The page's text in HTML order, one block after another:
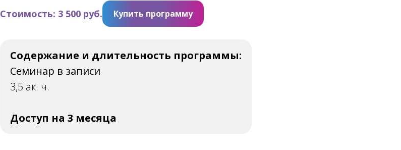
Стоимость: 3 500 руб. Купить программу
Содержание и длительность программы:
Семинар в записи
3,5 ак. ч.
Доступ на 3 месяца